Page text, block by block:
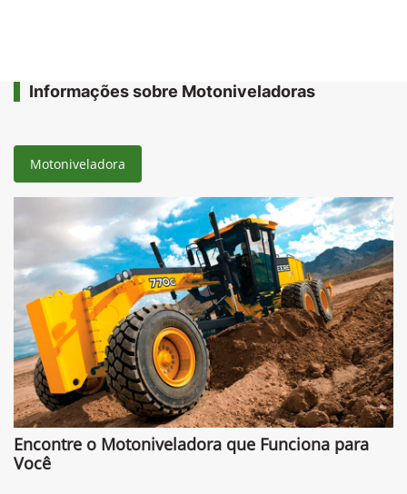
Informações sobre Motoniveladoras
Motoniveladora
Encontre o Motoniveladora que Funciona para
Você